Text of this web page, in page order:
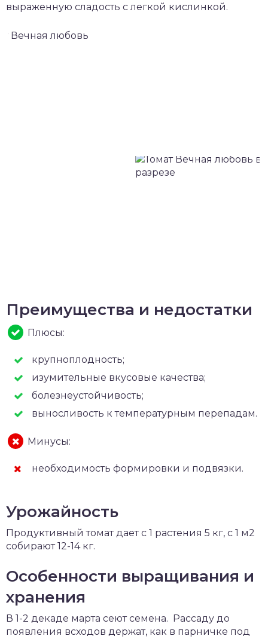
выраженную сладость с легкой кислинкой.
Преимущества и недостатки
Плюсы:
крупноплодность;
изумительные вкусовые качества;
болезнеустойчивость;
выносливость к температурным перепадам.
Минусы:
необходимость формировки и подвязки.
Урожайность
Продуктивный томат дает с 1 растения 5 кг, с 1 м2
собирают 12-14 кг.
Особенности выращивания и
хранения
В 1-2 декаде марта сеют семена. Рассаду до
появления всходов держат, как в парничке под